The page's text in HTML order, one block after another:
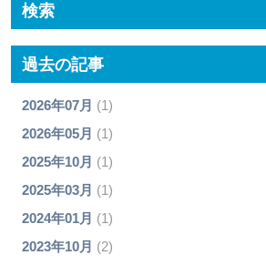
検索
過去の記事
2026年07月 (1)
2026年05月 (1)
2025年10月 (1)
2025年03月 (1)
2024年01月 (1)
2023年10月 (2)